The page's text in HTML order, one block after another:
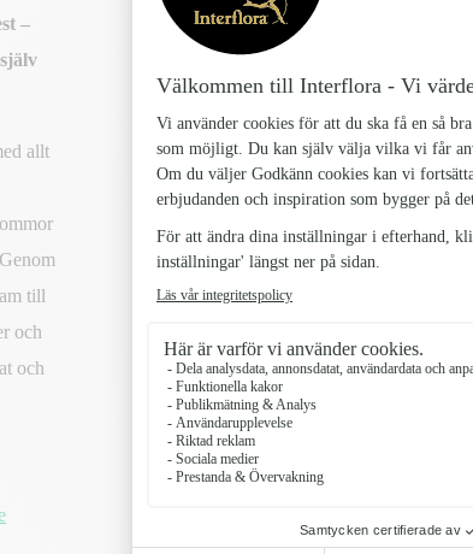
–
allt
till
och
och